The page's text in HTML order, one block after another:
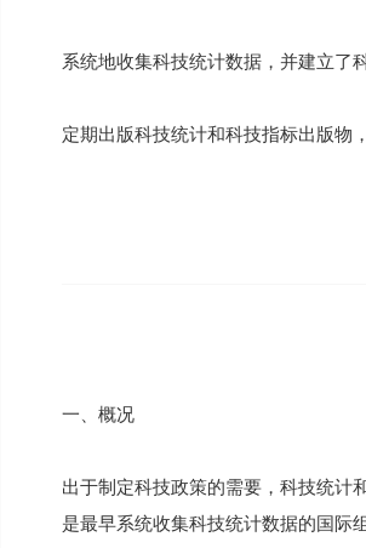
系统地收集科技统计数据，并建立了
定期出版科技统计和科技指标出版物
一、概况
出于制定科技政策的需要，科技统计
是最早系统收集科技统计数据的国际